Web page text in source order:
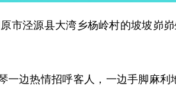
泾源县大湾乡杨岭村的坡坡峁峁
边热情招呼客人，一边手脚麻利